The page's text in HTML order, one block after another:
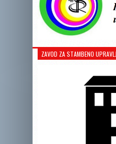
ZAVOD ZA STAMBENO